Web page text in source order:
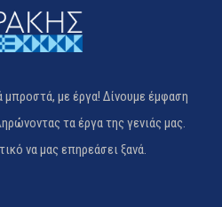
με έργα! Δίνουμε έμφαση
τα έργα της γενιάς μας.
να μας επηρεάσει ξανά.